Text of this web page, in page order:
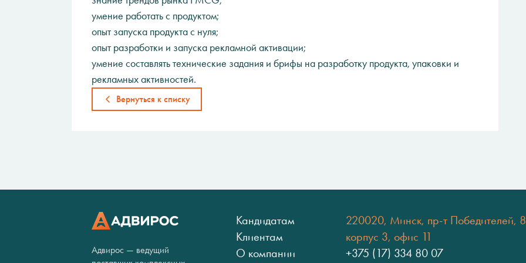
умение работать с продуктом;
опыт запуска продукта с нуля;
опыт разработки и запуска рекламной активации;
умение составлять технические задания и брифы на разработку продукта, упаковки и
рекламных активностей.
Вернуться к списку
Адвирос — ведущий
Кандидатам
Клиентам
О компании
220020, Минск, пр-т Победителей,
корпус 3, офис 11
+375 (17) 334 80 07